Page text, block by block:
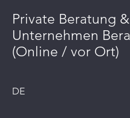
Private Beratung &
Unternehmen
(Online / vor Ort)
DE